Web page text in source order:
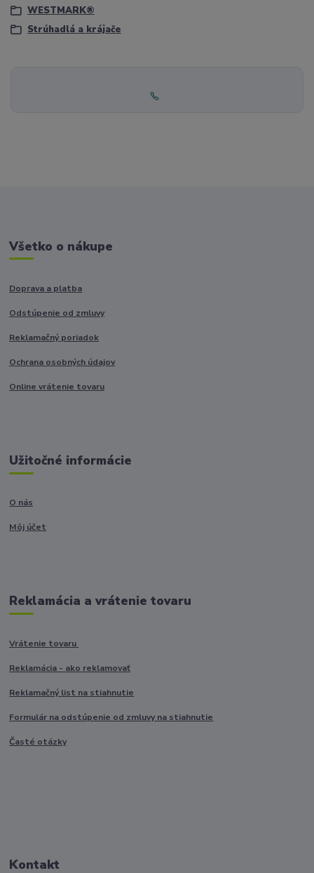
WESTMARK®
Strúhadlá a krájače
Všetko o nákupe
Doprava a platba
Odstúpenie od zmluvy
Reklamačný poriadok
Ochrana osobných údajov
Online vrátenie tovaru
Užitočné informácie
O nás
Môj účet
Reklamácia a vrátenie tovaru
Vrátenie tovaru
Reklamácia - ako reklamovať
Reklamačný list na stiahnutie
Formulár na odstúpenie od zmluvy na stiahnutie
Časté otázky
Kontakt